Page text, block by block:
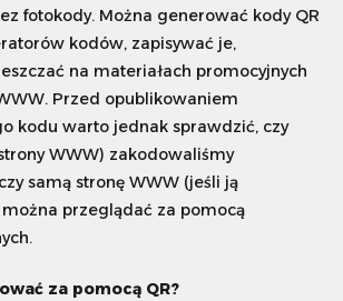
fotokody. Można generować kody QR
kodów, zapisywać je,
na materiałach promocyjnych
Przed opublikowaniem
kodu warto jednak sprawdzić, czy
WWW) zakodowaliśmy
samą stronę WWW (jeśli ją
przeglądać za pomocą
za pomocą QR?